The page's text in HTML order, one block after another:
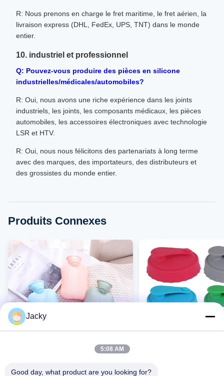
R: Nous prenons en charge le fret maritime, le fret aérien, la
livraison express (DHL, FedEx, UPS, TNT) dans le monde
entier.
10. industriel et professionnel
Q: Pouvez-vous produire des pièces en silicone
industrielles/médicales/automobiles?
R: Oui, nous avons une riche expérience dans les joints
industriels, les joints, les composants médicaux, les pièces
automobiles, les accessoires électroniques avec technologie
LSR et HTV.
R: Oui, nous nous félicitons des partenariats à long terme
avec des marques, des importateurs, des distributeurs et
des grossistes du monde entier.
Produits Connexes
Jacky
5:08 AM
Good day, what product are you looking for?